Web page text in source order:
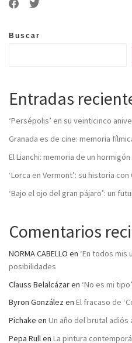
Buscar
Entradas
‘Persépolis’ en su veinticinco
Granada es de cine: memoria
El Lianchi: memoria de un
‘Lorca en Vermont’: su historia con
‘Bajo el ojo del gran pájaro’: un
Comentarios
NORMA CABELLO en ‘En todos mis
posibilidades
Clauss Belalcázaren ‘No es mi
Byron González en El fracaso de
Pichake en Un año del brutal adiós
Pepa Rullen La pintura